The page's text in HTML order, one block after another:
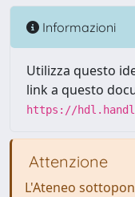
Informazioni
Utilizza questo
link a questo
https://
Attenzione
L'Ateneo